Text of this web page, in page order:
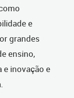
e
grandes
ensino,
e inovação e